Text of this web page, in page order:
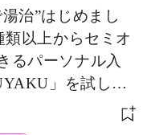
治”はじめまし
類以上からセミオ
るパーソナル入
」を試して